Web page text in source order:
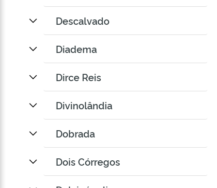
Descalvado
Diadema
Dirce Reis
Divinolândia
Dobrada
Dois Córregos